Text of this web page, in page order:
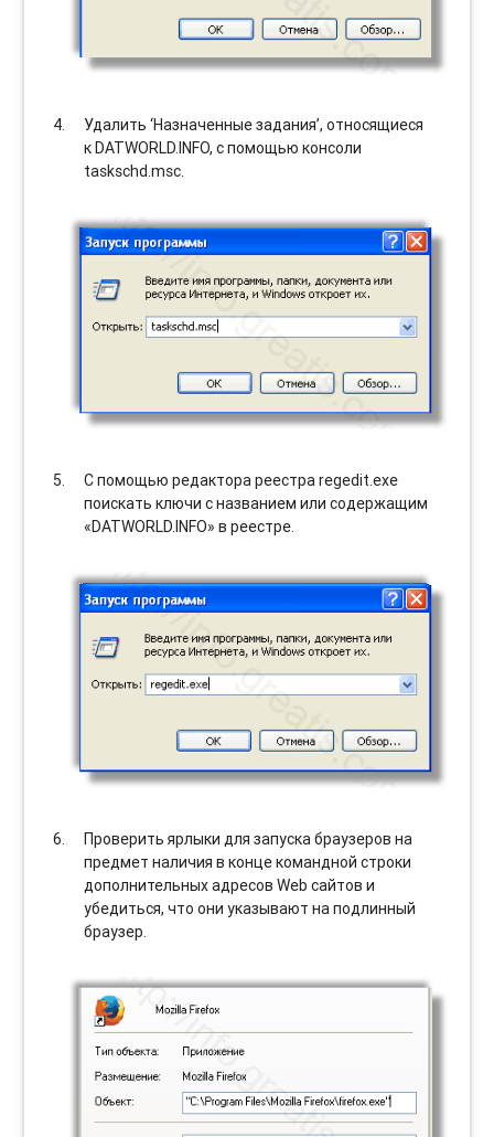
Удалить ‘Назначенные задания’, относящиеся
к DATWORLD.INFO, с помощью консоли
taskschd.msc.
С помощью редактора реестра regedit.exe
поискать ключи с названием или содержащим
«DATWORLD.INFO» в реестре.
Проверить ярлыки для запуска браузеров на
предмет наличия в конце командной строки
дополнительных адресов Web сайтов и
убедиться, что они указывают на подлинный
браузер.